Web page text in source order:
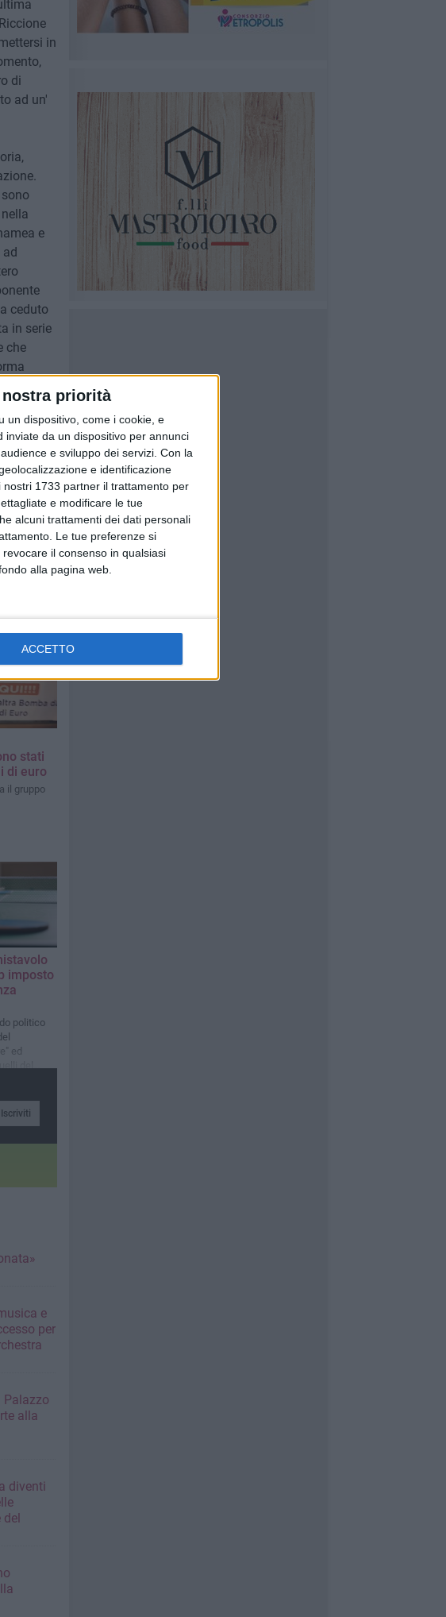
priorità
un dispositivo, come i cookie, e
da un dispositivo per annunci
e sviluppo dei servizi. Con la
e identificazione
1733 partner il trattamento per
e modificare le tue
alcuni trattamenti dei dati personali
Le tue preferenze si
il consenso in qualsiasi
alla pagina web.
ACCETTO
in
di
ad un'
e
ad
ceduto
in serie
che
stati
di euro
il gruppo
imposto
politico
ed
del
Iscriviti
e
per
Palazzo
alla
diventi
del